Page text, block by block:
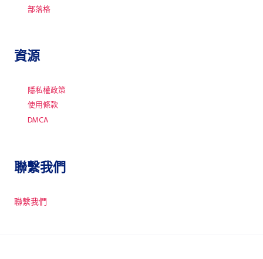
部落格
資源
隱私權政策
使用條款
DMCA
聯繫我們
聯繫我們